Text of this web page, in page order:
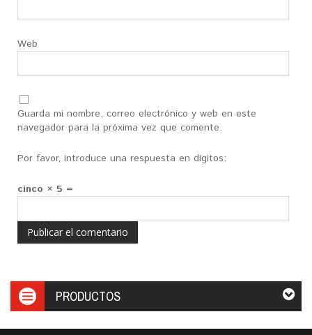
Web
Guarda mi nombre, correo electrónico y web en este
navegador para la próxima vez que comente.
Por favor, introduce una respuesta en dígitos:
cinco × 5 =
PRODUCTOS